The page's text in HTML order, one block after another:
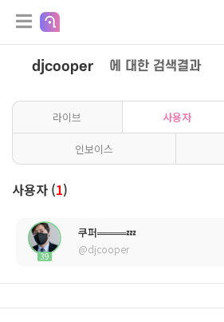
djcooper 에 대한 검색결과
라이브 사용자
인보이스
사용자 (1)
39
쿠퍼════💤
@djcooper